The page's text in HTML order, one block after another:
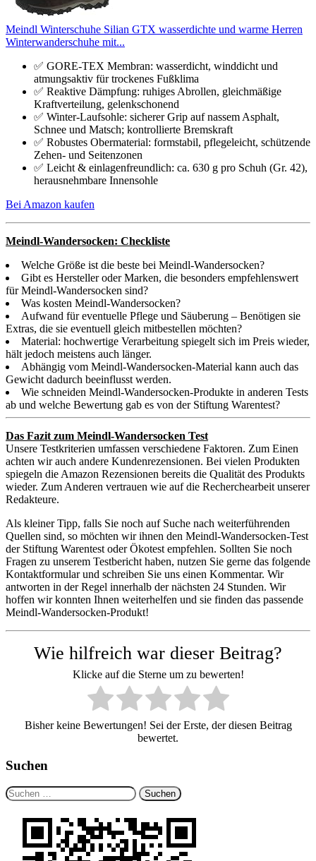
Meindl Winterschuhe Silian GTX wasserdichte und warme Herren
Winterwanderschuhe mit...
✅ GORE-TEX Membran: wasserdicht, winddicht und
atmungsaktiv für trockenes Fußklima
✅ Reaktive Dämpfung: ruhiges Abrollen, gleichmäßige
Kraftverteilung, gelenkschonend
✅ Winter-Laufsohle: sicherer Grip auf nassem Asphalt,
Schnee und Matsch; kontrollierte Bremskraft
✅ Robustes Obermaterial: formstabil, pflegeleicht, schützende
Zehen- und Seitenzonen
✅ Leicht & einlagenfreundlich: ca. 630 g pro Schuh (Gr. 42),
herausnehmbare Innensohle
Bei Amazon kaufen
Meindl-Wandersocken: Checkliste
Welche Größe ist die beste bei Meindl-Wandersocken?
Gibt es Hersteller oder Marken, die besonders empfehlenswert
für Meindl-Wandersocken sind?
Was kosten Meindl-Wandersocken?
Aufwand für eventuelle Pflege und Säuberung – Benötigen sie
Extras, die sie eventuell gleich mitbestellen möchten?
Material: hochwertige Verarbeitung spiegelt sich im Preis wieder,
hält jedoch meistens auch länger.
Abhängig vom Meindl-Wandersocken-Material kann auch das
Gewicht dadurch beeinflusst werden.
Wie schneiden Meindl-Wandersocken-Produkte in anderen Tests
ab und welche Bewertung gab es von der Stiftung Warentest?
Das Fazit zum Meindl-Wandersocken Test
Unsere Testkriterien umfassen verschiedene Faktoren. Zum Einen
achten wir auch andere Kundenrezensionen. Bei vielen Produkten
spiegeln die Amazon Rezensionen bereits die Qualität des Produkts
wieder. Zum Anderen vertrauen wie auf die Recherchearbeit unserer
Redakteure.
Als kleiner Tipp, falls Sie noch auf Suche nach weiterführenden
Quellen sind, so möchten wir ihnen den Meindl-Wandersocken-Test
der Stiftung Warentest oder Ökotest empfehlen. Sollten Sie noch
Fragen zu unserem Testbericht haben, nutzen Sie gerne das folgende
Kontaktformular und schreiben Sie uns einen Kommentar. Wir
antworten in der Regel innerhalb der nächsten 24 Stunden. Wir
hoffen wir konnten Ihnen weiterhelfen und sie finden das passende
Meindl-Wandersocken-Produkt!
Wie hilfreich war dieser Beitrag?
Klicke auf die Sterne um zu bewerten!
Bisher keine Bewertungen! Sei der Erste, der diesen Beitrag
bewertet.
Suchen
Suchen
nach: